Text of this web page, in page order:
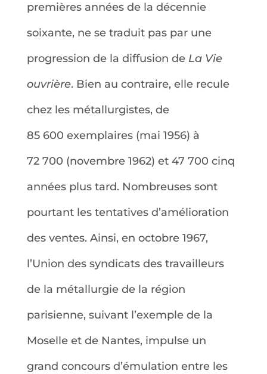
premières années de la décennie
soixante, ne se traduit pas par une
progression de la diffusion de La Vie
ouvrière. Bien au contraire, elle recule
chez les métallurgistes, de
85 600 exemplaires (mai 1956) à
72 700 (novembre 1962) et 47 700 cinq
années plus tard. Nombreuses sont
pourtant les tentatives d’amélioration
des ventes. Ainsi, en octobre 1967,
l’Union des syndicats des travailleurs
de la métallurgie de la région
parisienne, suivant l’exemple de la
Moselle et de Nantes, impulse un
grand concours d’émulation entre les